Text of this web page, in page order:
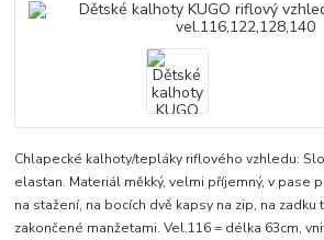
Chlapecké kalhoty/tepláky riflového vzhledu:
elastan. Materiál měkký, velmi příjemný, v pase
na stažení, na bocích dvě kapsy na zip, na zadku
zakončené manžetami. Vel.116 = délka 63cm,